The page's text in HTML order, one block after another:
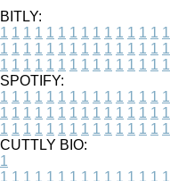
BITLY:
1 1 1 1 1 1 1 1 1 1 1 1 1 1 1
1 1 1 1 1 1 1 1 1 1 1 1 1 1 1
1 1 1 1 1 1 1 1 1 1 1 1 1 1 1
SPOTIFY:
1 1 1 1 1 1 1 1 1 1 1 1 1 1 1
1 1 1 1 1 1 1 1 1 1 1 1 1 1 1
1 1 1 1 1 1 1 1 1 1 1 1 1 1 1
CUTTLY BIO:
1
1 1 1 1 1 1 1 1 1 1 1 1 1 1 1